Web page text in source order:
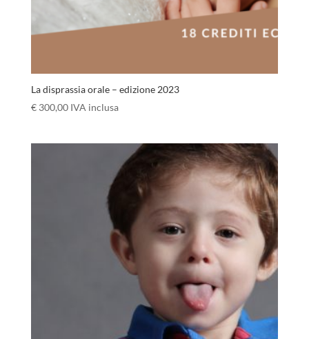
La disprassia orale – edizione 2023
€300,00 IVA inclusa